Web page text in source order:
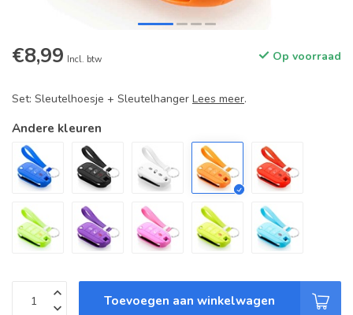
€8,99 Incl. btw Op voorraad
Set: Sleutelhoesje + Sleutelhanger Lees meer.
Andere kleuren
Toevoegen aan winkelwagen